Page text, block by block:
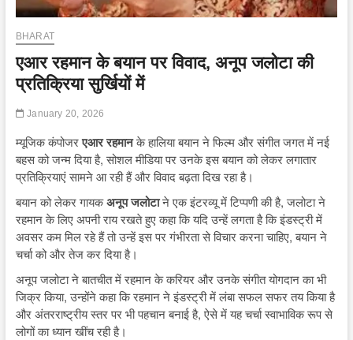
BHARAT
एआर रहमान के बयान पर विवाद, अनूप जलोटा की
प्रतिक्रिया सुर्खियों में
January 20, 2026
म्यूजिक कंपोजरएआर रहमानके हालिया बयान ने फिल्म और संगीत जगत में नई
बहस को जन्म दिया है, सोशल मीडिया पर उनके इस बयान को लेकर लगातार
प्रतिक्रियाएं सामने आ रही हैं और विवाद बढ़ता दिख रहा है।
बयान को लेकर गायकअनूप जलोटाने एक इंटरव्यू में टिप्पणी की है, जलोटा ने
रहमान के लिए अपनी राय रखते हुए कहा कि यदि उन्हें लगता है कि इंडस्ट्री में
अवसर कम मिल रहे हैं तो उन्हें इस पर गंभीरता से विचार करना चाहिए, बयान ने
चर्चा को और तेज कर दिया है।
अनूप जलोटा ने बातचीत में रहमान के करियर और उनके संगीत योगदान का भी
जिक्र किया, उन्होंने कहा कि रहमान ने इंडस्ट्री में लंबा सफल सफर तय किया है
और अंतरराष्ट्रीय स्तर पर भी पहचान बनाई है, ऐसे में यह चर्चा स्वाभाविक रूप से
लोगों का ध्यान खींच रही है।